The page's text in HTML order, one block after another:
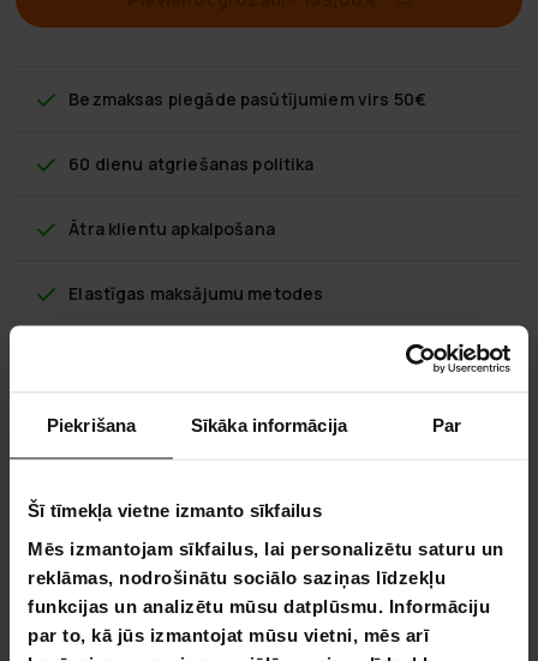
Piekrišana Sīkāka informācija Par
Šī tīmekļa vietne izmanto sīkfailus
Mēs izmantojam sīkfailus, lai personalizētu saturu un
reklāmas, nodrošinātu sociālo saziņas līdzekļu
funkcijas un analizētu mūsu datplūsmu. Informāciju
par to, kā jūs izmantojat mūsu vietni, mēs arī
Bezmaksas piegāde pasūtījumiem virs 50€
60 dienu atgriešanas politika
Ātra klientu apkalpošana
Elastīgas maksājumu metodes
Polar Night Smaguma Sega 5-13kg,
miegu, izmantojot Deep Pressure Stimulation. Maigs svara
spiediens pāri visam ķermenim var nodrošināt atpūtu,
komfortu un mazināt trauksmi un stresu, tādējādi jūs varat
pamosties mierīgi atpūtušies.
Auds: 100% augstākās klases kokvilna - bez ķīmijas un